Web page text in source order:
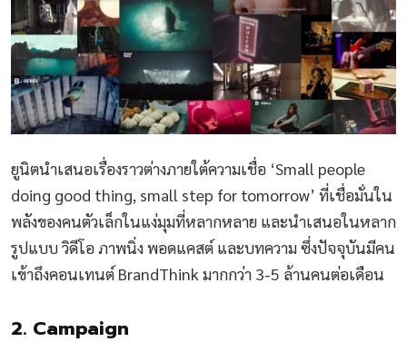
ยูนิตนำเสนอเรื่องราวต่างภายใต้ความเชื่อ ‘Small people
doing good thing, small step for tomorrow’ ที่เชื่อมั่นใน
พลังของคนตัวเล็กในแง่มุมที่หลากหลาย และนำเสนอในหลาก
รูปแบบ วิดีโอ ภาพนิ่ง พอดแคสต์ และบทความ ซึ่งปัจจุบันมีคน
เข้าถึงคอนเทนต์ BrandThink มากกว่า 3-5 ล้านคนต่อเดือน
2. Campaign